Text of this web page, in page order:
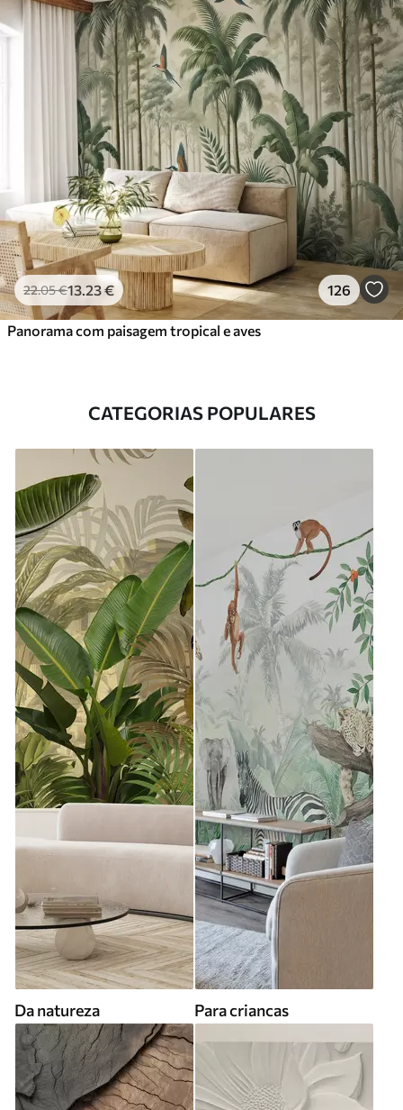
22.05€13 .23€ 126
Panorama com paisagem tropical e aves
CATEGORIAS POPULARES
Da natureza Para criancas